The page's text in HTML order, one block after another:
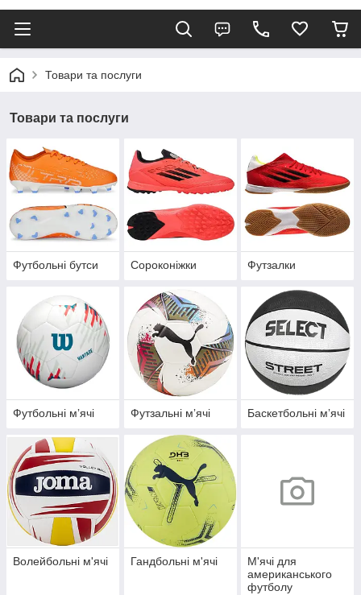
Товари та послуги
Товари та послуги
Футбольні бутси Сороконіжки Футзалки
Футбольні мʼячі Футзальні мʼячі Баскетбольні мʼячі
Волейбольні м'ячі Гандбольні м'ячі
М'ячі для
американського
футболу